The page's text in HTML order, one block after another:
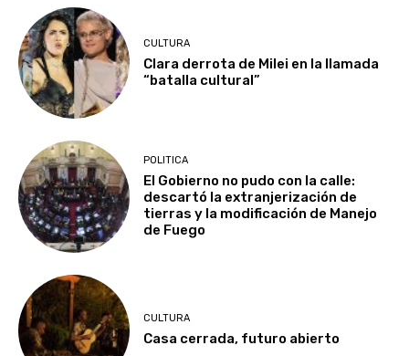
CULTURA
Clara derrota de Milei en la llamada
“batalla cultural”
POLITICA
El Gobierno no pudo con la calle:
descartó la extranjerización de
tierras y la modificación de Manejo
de Fuego
CULTURA
Casa cerrada, futuro abierto